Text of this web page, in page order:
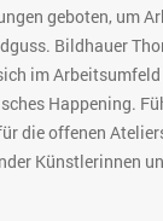
geboten, um
Bildhauer
im
Happening.
die offenen
Künstlerinnen